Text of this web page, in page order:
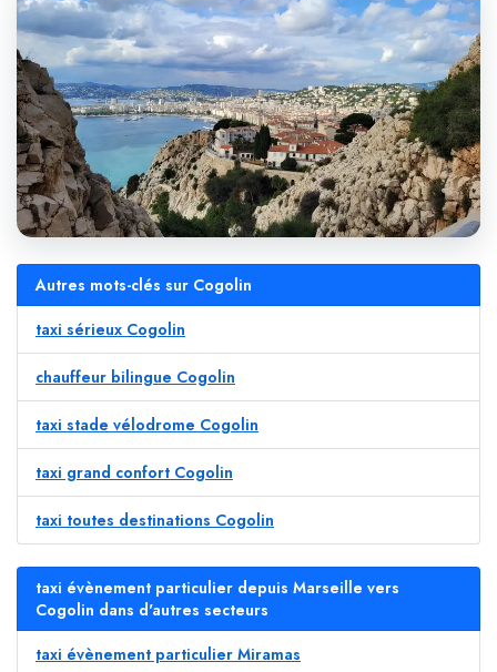
Autres mots-clés sur Cogolin
taxi sérieux Cogolin
chauffeur bilingue Cogolin
taxi stade vélodrome Cogolin
taxi grand confort Cogolin
taxi toutes destinations Cogolin
taxi évènement particulier depuis Marseille vers
Cogolin dans d'autres secteurs
taxi évènement particulier Miramas